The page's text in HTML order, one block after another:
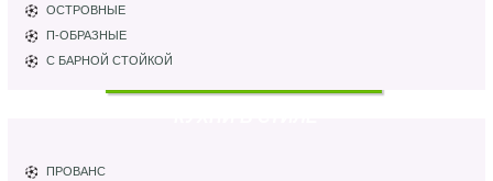
ОСТРОВНЫЕ
П-ОБРАЗНЫЕ
С БАРНОЙ СТОЙКОЙ
ПРОВАНС